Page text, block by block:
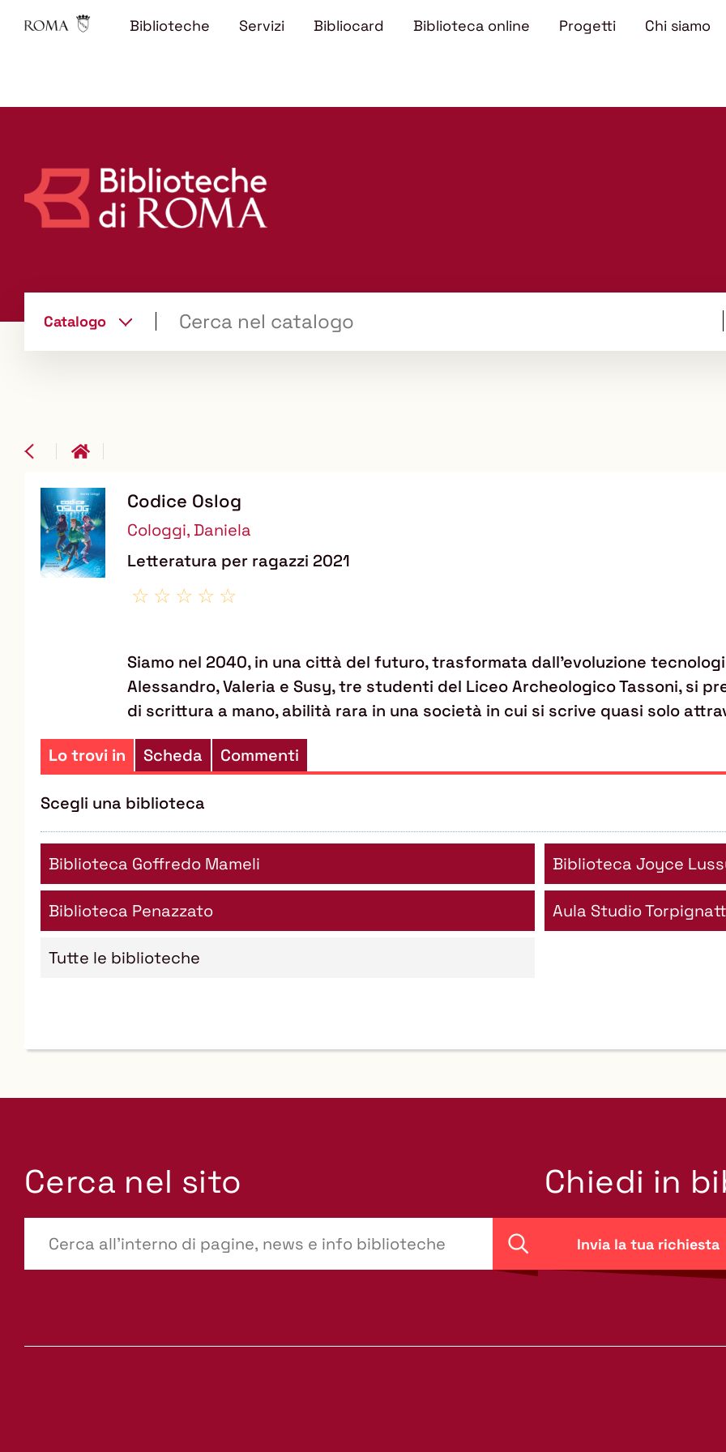
Biblioteche Servizi Bibliocard Biblioteca online Progetti Chi siamo
Catalogocambia
il tuo libro "Catalogo"
la
Dettaglio
del
documento
Codice Oslog
Cologgi, Daniela
Letteratura per ragazzi 2021
Siamo nel 2040, in una città del futuro, trasformata dall'evoluzione
Alessandro, Valeria e Susy, tre studenti del Liceo Archeologico Tassoni, si
di scrittura a mano, abilità rara in una società in cui si scrive quasi solo
Lo trovi in Scheda Commenti
Scegli una biblioteca
Biblioteca Goffredo Mameli Biblioteca Joyce
Biblioteca Penazzato Aula Studio
Tutte le biblioteche
Cerca nel sito
site-
Cerca
Chiedi in
Invia la tua richiesta